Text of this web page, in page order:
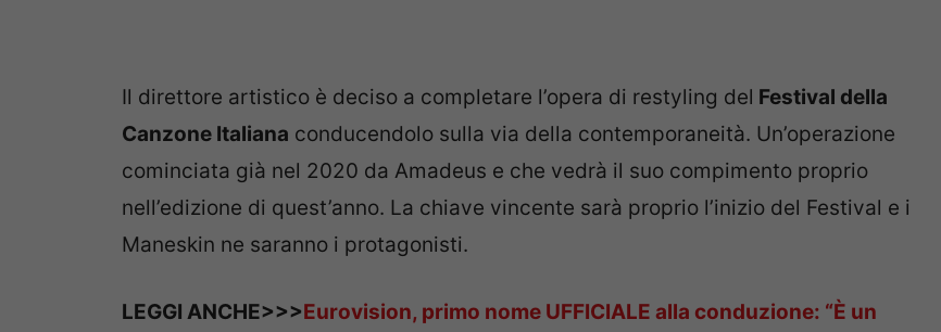
Il direttore artistico è deciso a completare l’opera di restyling del Festival della
Canzone Italiana conducendolo sulla via della contemporaneità. Un’operazione
cominciata già nel 2020 da Amadeus e che vedrà il suo compimento proprio
nell’edizione di quest’anno. La chiave vincente sarà proprio l’inizio del Festival e i
Maneskin ne saranno i protagonisti.
LEGGI ANCHE>>>Eurovision, primo nome UFFICIALE alla conduzione: “È un